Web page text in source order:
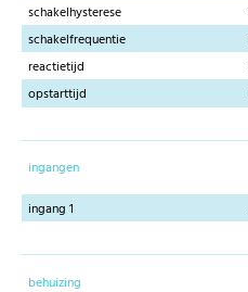
schakelhysterese
schakelfrequentie
reactietijd
opstarttijd
ingangen
ingang 1
behuizing